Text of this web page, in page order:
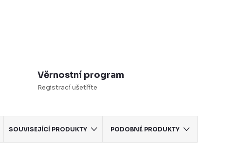
Věrnostní program
Registrací ušetříte
SOUVISEJÍCÍ PRODUKTY PODOBNÉ PRODUKTY